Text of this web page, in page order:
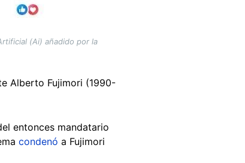
(Ai) añadido por la
Alberto Fujimori (1990-
entonces mandatario
condenó a Fujimori